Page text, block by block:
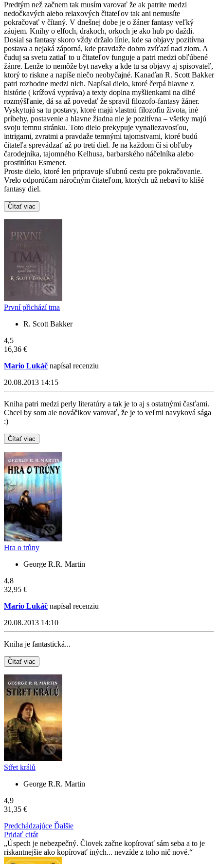
Predtým než začnem tak musím varovať že ak patrite medzi
nedočkavých alebo relaxových čitateľov tak ani nemusíte
pokračovať v čítaný. V dnešnej dobe je o žáner fantasy veľký
záujem. Knihy o elfoch, drakoch, orkoch je ako hub po daždi.
Dosial sa fantasy skoro vždy držalo línie, kde sa objavy pozitívna
postava a nejaká záporná, kde pravdaže dobro zvíťazí nad zlom. A
čuduj sa svetu zatiaľ to u čitateľov funguje a patri medzi obľúbené
žánre. Lenže to nemôže byt naveky a kde tu sa objavy aj spisovateľ,
ktorý to riskne a napíše niečo neobyčajné. Kanaďan R. Scott Bakker
patri rozhodne medzi nich. Napísal dielo, ktoré čerpá hlavne z
histórie ( krížová vypráva) a texty doplna myšlienkami na dlhé
rozmýšľanie, dá sa až povedať že spravil filozofo-fantasy žáner.
Vyskytujú sa tu postavy, ktoré majú vlastnú filozofiu života, iné
príbehy, postavenie a hlavne žiadna nie je pozitívna – všetky majú
svoju temnu stránku. Toto dielo prekypuje vynaliezavosťou,
intrigami, zvratmi a pravdaže temnými tajomstvami, ktoré budú
čitateľa sprevádzať až po tretí diel. Je na každom čí si obľuby
čarodejníka, tajomného Kelhusa, barbarského náčelníka alebo
prostitútku Esmenet.
Proste dielo, ktoré len pripravuje sľubnú cestu pre pokračovanie.
Vrelo odporúčam náročným čitateľom, ktorých už nebaví to klišé
fantasy diel.
Čítať viac
První přichází tma
R. Scott Bakker
4,5
16,36 €
Mario Lukáč napísal recenziu
20.08.2013 14:15
Kniha patri medzi perly literatúry a tak je to aj s ostatnými časťami.
Chcel by som ale nováčikov varovať, že je to veľmi navyková sága
:)
Čítať viac
Hra o trůny
George R.R. Martin
4,8
32,95 €
Mario Lukáč napísal recenziu
20.08.2013 14:10
Kniha je fantastická...
Čítať viac
Střet králů
George R.R. Martin
4,9
31,35 €
Predchádzajúce Ďalšie
Pridať citát
Úspech je nebezpečný. Človek začne kopírovať sám seba a to je
riskantnejšie ako kopírovať iných... nevzíde z toho nič nové.